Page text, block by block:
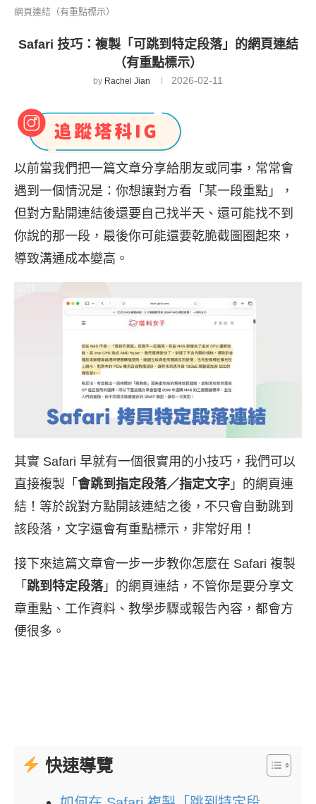
網頁連結（有重點標示）
Safari 技巧：複製「可跳到特定段落」的網頁連結
（有重點標示）
by Rachel Jian 2026-02-11
以前當我們把一篇文章分享給朋友或同事，常常會
遇到一個情況是：你想讓對方看「某一段重點」，
但對方點開連結後還要自己找半天、還可能找不到
你說的那一段，最後你可能還要乾脆截圖圈起來，
導致溝通成本變高。
其實 Safari 早就有一個很實用的小技巧，我們可以
直接複製「 會跳到指定段落／指定文字 」的網頁連
結！等於說對方點開該連結之後，不只會自動跳到
該段落，文字還會有重點標示，非常好用！
接下來這篇文章會一步一步教你怎麼在 Safari 複製
「 跳到特定段落」的網頁連結，不管你是要分享文
章重點、工作資料、教學步驟或報告內容，都會方
便很多。
快速導覽